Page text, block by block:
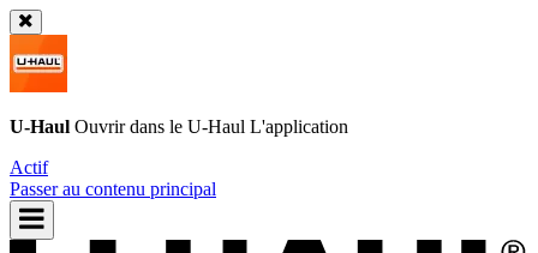
U-Haul Ouvrir dans le U-Haul L'application
Actif
Passer au contenu principal